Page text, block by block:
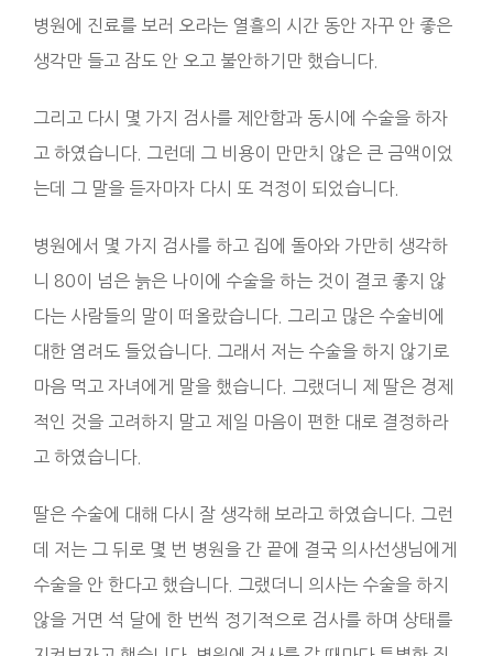
병원에 진료를 보러 오라는 열흘의 시간 동안 자꾸 안 좋은
생각만 들고 잠도 안 오고 불안하기만 했습니다.
그리고 다시 몇 가지 검사를 제안함과 동시에 수술을 하자
고 하였습니다. 그런데 그 비용이 만만치 않은 큰 금액이었
는데 그 말을 듣자마자 다시 또 걱정이 되었습니다.
병원에서 몇 가지 검사를 하고 집에 돌아와 가만히 생각하
니 80이 넘은 늙은 나이에 수술을 하는 것이 결코 좋지 않
다는 사람들의 말이 떠올랐습니다. 그리고 많은 수술비에
대한 염려도 들었습니다. 그래서 저는 수술을 하지 않기로
마음 먹고 자녀에게 말을 했습니다. 그랬더니 제 딸은 경제
적인 것을 고려하지 말고 제일 마음이 편한 대로 결정하라
고 하였습니다.
딸은 수술에 대해 다시 잘 생각해 보라고 하였습니다. 그런
데 저는 그 뒤로 몇 번 병원을 간 끝에 결국 의사선생님에게
수술을 안 한다고 했습니다. 그랬더니 의사는 수술을 하지
않을 거면 석 달에 한 번씩 정기적으로 검사를 하며 상태를